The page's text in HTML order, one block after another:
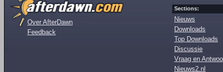
Over AfterDawn
Feedback
Sections:
Nieuws
Downloads
Top Downloads
Discussie
Vraag en
Nieuws2.nl